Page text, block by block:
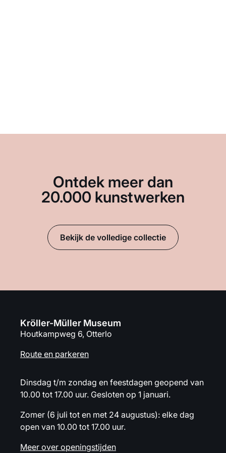
Ontdek meer dan
20.000 kunstwerken
Bekijk de volledige collectie
Kröller-Müller Museum
Houtkampweg 6, Otterlo
Route en parkeren
Dinsdag t/m zondag en feestdagen geopend van
10.00 tot 17.00 uur. Gesloten op 1 januari.
Zomer (6 juli tot en met 24 augustus): elke dag
open van 10.00 tot 17.00 uur.
Meer over openingstijden